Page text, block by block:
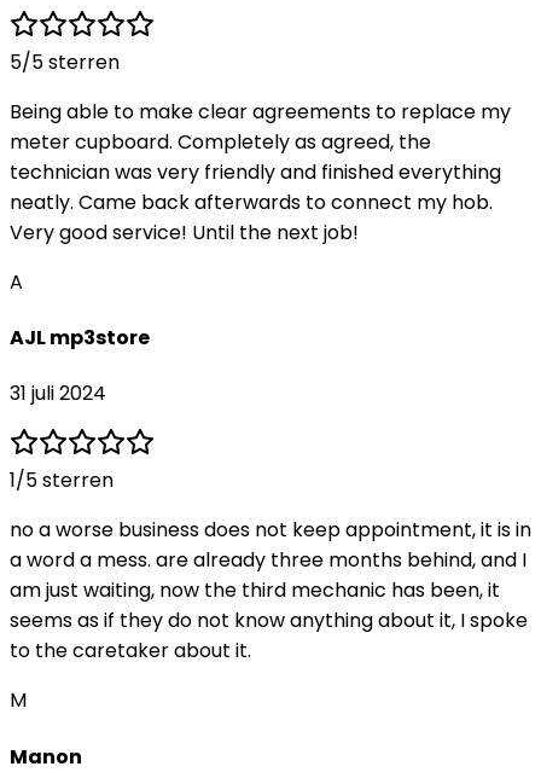
5/5 sterren
Being able to make clear agreements to replace my
meter cupboard. Completely as agreed, the
technician was very friendly and finished everything
neatly. Came back afterwards to connect my hob.
Very good service! Until the next job!
A
AJL mp3store
31 juli 2024
1/5 sterren
no a worse business does not keep appointment, it is in
a word a mess. are already three months behind, and I
am just waiting, now the third mechanic has been, it
seems as if they do not know anything about it, I spoke
to the caretaker about it.
M
Manon